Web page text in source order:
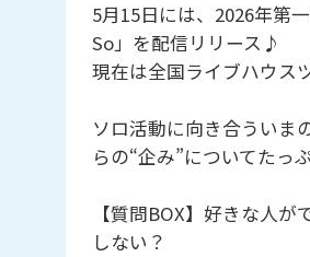
5月15日には、2026年第
So」を配信リリース♪
現在は全国ライブハウス
ソロ活動に向き合ういま
らの“企み”についてたっ
【質問BOX】好きな人が
しない？